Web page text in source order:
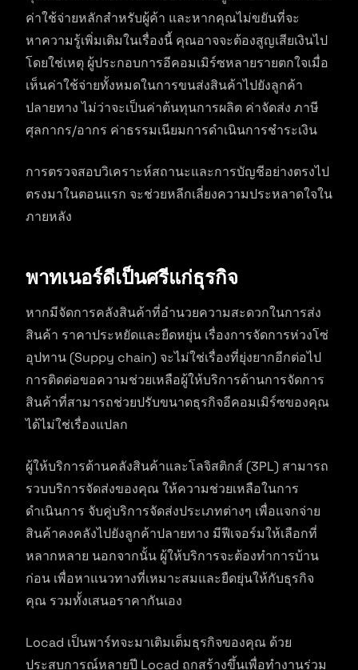
ค่าใช้จ่ายหลักสำหรับผู้ค้า และหากคุณไม่ขยันที่จะ
หาความรู้เพิ่มเติมในเรื่องนี้ คุณอาจจะต้องสูญเสียเงินไป
โดยใช่เหตุ ผู้ประกอบการอีคอมเมิร์ซหลายรายตกใจเมื่อ
เห็นค่าใช้จ่ายทั้งหมดในการขนส่งสินค้าไปยังลูกค้า
ปลายทาง ไม่ว่าจะเป็นค่าต้นทุนการผลิต ค่าจัดส่ง ภาษี
ศุลกากร/อากร ค่าธรรมเนียมการดำเนินการชำระเงิน
การตรวจสอบวิเคราะห์สถานะและการบัญชีอย่างตรงไป
ตรงมาในตอนแรก จะช่วยหลีกเลี่ยงความประหลาดใจใน
ภายหลัง
พาทเนอร์ดีเป็นศรีแก่ธุรกิจ
หากมีจัดการคลังสินค้าที่อำนวยความสะดวกในการส่ง
สินค้า ราคาประหยัดและยืดหยุ่น เรื่องการจัดการห่วงโซ่
อุปทาน (Suppy chain) จะไม่ใช่เรื่องที่ยุ่งยากอีกต่อไป
การติดต่อขอความช่วยเหลือผู้ให้บริการด้านการจัดการ
สินค้าที่สามารถช่วยปรับขนาดธุรกิจอีคอมเมิร์ซของคุณ
ได้ไม่ใช่เรื่องแปลก
ผู้ให้บริการด้านคลังสินค้าและโลจิสติกส์ (3PL) สามารถ
รวบบริการจัดส่งของคุณ ให้ความช่วยเหลือในการ
ดำเนินการ จับคู่บริการจัดส่งประเภทต่างๆ เพื่อแจกจ่าย
สินค้าคงคลังไปยังลูกค้าปลายทาง มีฟีเจอร์มให้เลือกที่
หลากหลาย นอกจากนั้น ผู้ให้บริการจะต้องทำการบ้าน
ก่อน เพื่อหาแนวทางที่เหมาะสมและยืดยุ่นให้กับธุรกิจ
คุณ รวมทั้งเสนอราคากันเอง
Locad เป็นพาร์ทจะมาเติมเต็มธุรกิจของคุณ ด้วย
ประสบการณ์หลายปี Locad ถูกสร้างขึ้นเพื่อทำงานร่วม